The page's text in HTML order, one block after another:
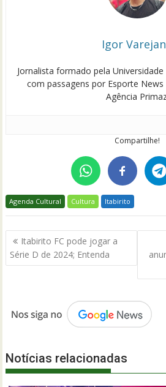
Igor
Jornalista formado pela
com passagens por Esporte
Agência
Compartilhe!
Agenda Cultural Cultura Itabirito
Navegação
de
Post
Itabirito FC pode jogar a
Série D de 2024; Entenda
Notícias relacionadas